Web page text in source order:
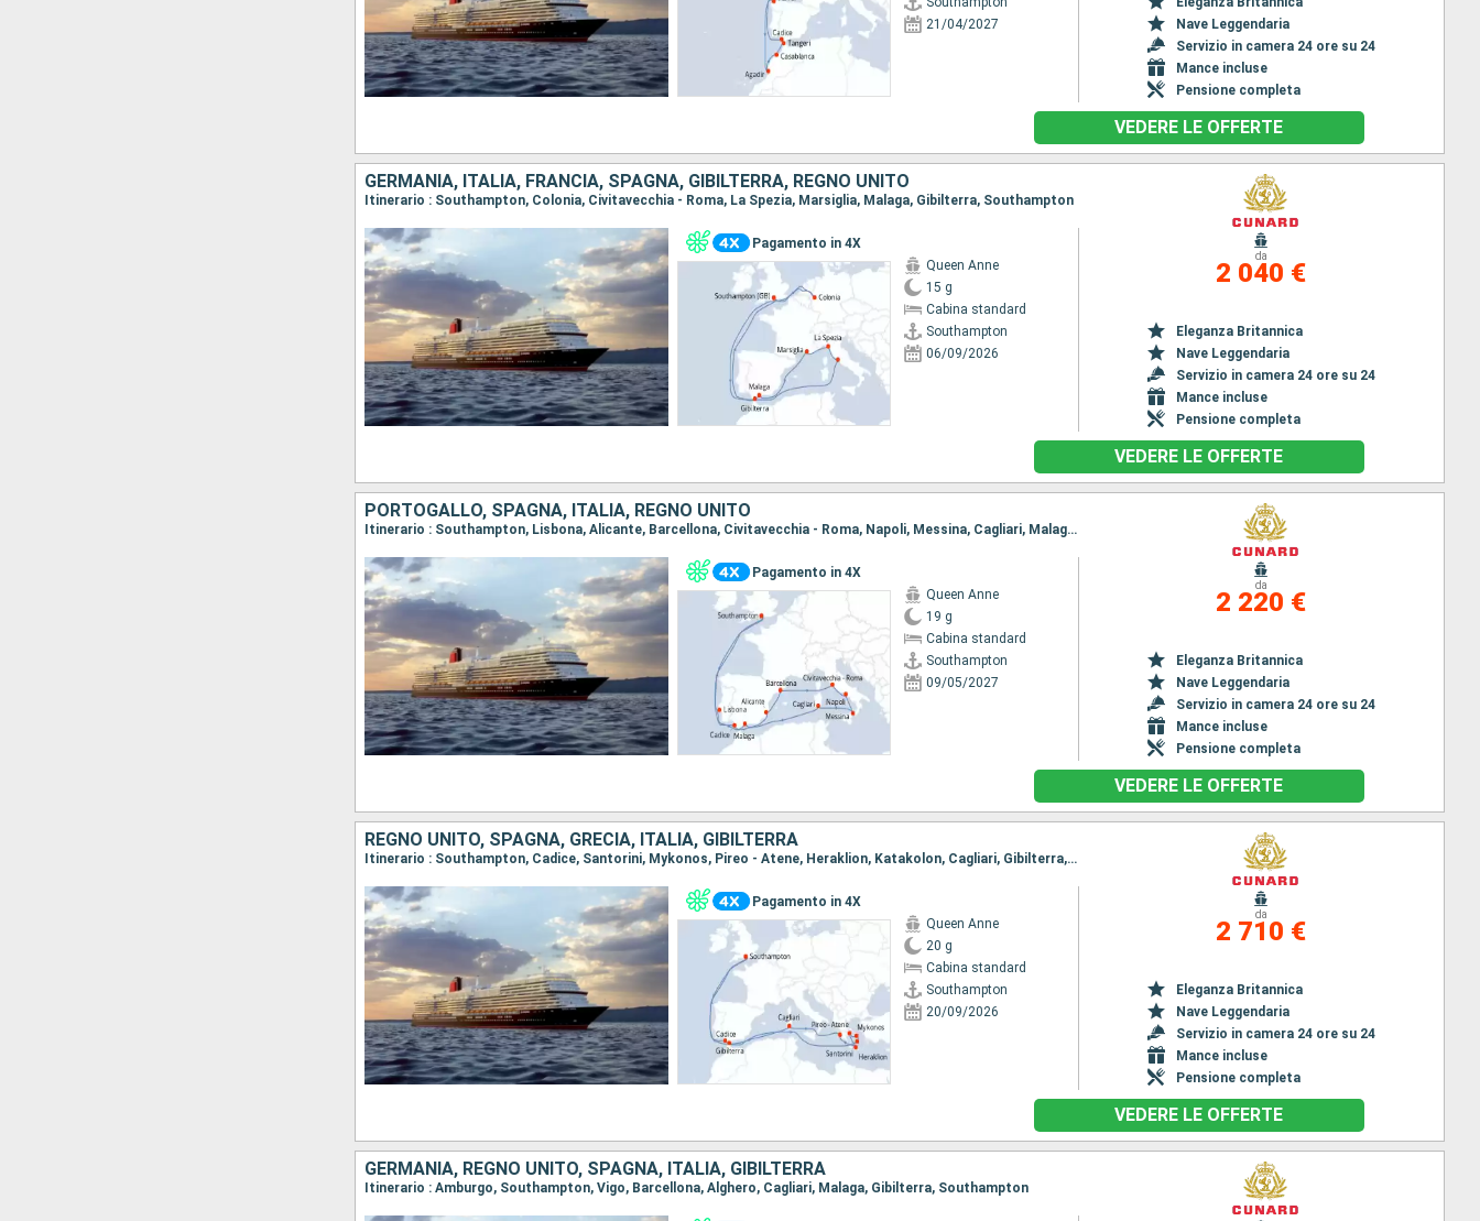
21/04/2027
Nave Leggendaria
Servizio in camera 24 ore su 24
Mance incluse
Pensione completa
VEDERE LE OFFERTE
GERMANIA, ITALIA, FRANCIA, SPAGNA, GIBILTERRA, REGNO UNITO
Itinerario : Southampton, Colonia, Civitavecchia - Roma, La Spezia, Marsiglia, Malaga, Gibilterra, Southampton
Pagamento in 4X
Queen Anne
15 g
Cabina standard
Southampton
06/09/2026
da
2 040 €
Eleganza Britannica
Nave Leggendaria
Servizio in camera 24 ore su 24
Mance incluse
Pensione completa
VEDERE LE OFFERTE
PORTOGALLO, SPAGNA, ITALIA, REGNO UNITO
Itinerario : Southampton, Lisbona, Alicante, Barcellona, Civitavecchia - Roma, Napoli, Messina, Cagliari, Malaga, Cadice, Southampton
Pagamento in 4X
Queen Anne
19 g
Cabina standard
Southampton
09/05/2027
da
2 220 €
Eleganza Britannica
Nave Leggendaria
Servizio in camera 24 ore su 24
Mance incluse
Pensione completa
VEDERE LE OFFERTE
REGNO UNITO, SPAGNA, GRECIA, ITALIA, GIBILTERRA
Itinerario : Southampton, Cadice, Santorini, Mykonos, Pireo - Atene, Heraklion, Katakolon, Cagliari, Gibilterra, Southampton
Pagamento in 4X
Queen Anne
20 g
Cabina standard
Southampton
20/09/2026
da
2 710 €
Eleganza Britannica
Nave Leggendaria
Servizio in camera 24 ore su 24
Mance incluse
Pensione completa
VEDERE LE OFFERTE
GERMANIA, REGNO UNITO, SPAGNA, ITALIA, GIBILTERRA
Itinerario : Amburgo, Southampton, Vigo, Barcellona, Alghero, Cagliari, Malaga, Gibilterra, Southampton